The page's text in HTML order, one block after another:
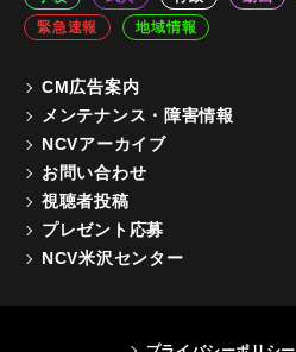
緊急速報
地域情報
CM広告案内
メンテナンス・障害情報
NCVアーカイブ
お問い合わせ
視聴者投稿
プレゼント応募
NCV米沢センター